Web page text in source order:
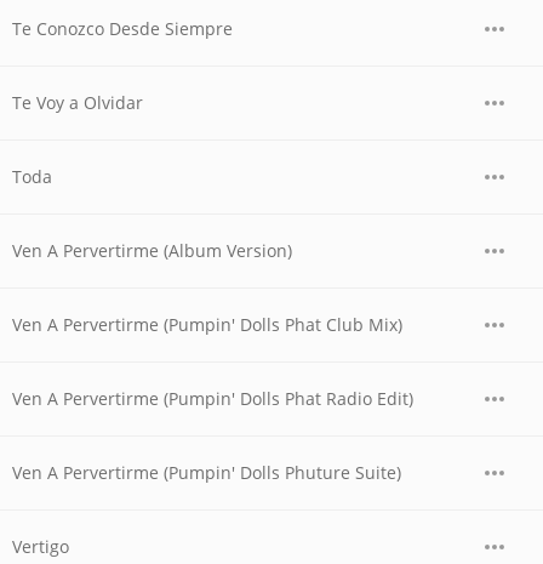
Te Conozco Desde Siempre
Te Voy a Olvidar
Toda
Ven A Pervertirme (Album Version)
Ven A Pervertirme (Pumpin' Dolls Phat Club Mix)
Ven A Pervertirme (Pumpin' Dolls Phat Radio Edit)
Ven A Pervertirme (Pumpin' Dolls Phuture Suite)
Vertigo